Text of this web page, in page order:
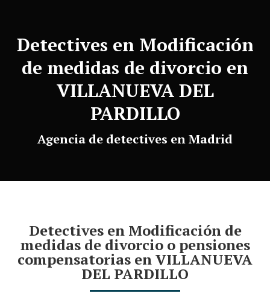
Detectives en Modificación
de medidas de divorcio en
VILLANUEVA DEL
PARDILLO
Agencia de detectives en Madrid
Detectives en Modificación de
medidas de divorcio o pensiones
compensatorias en VILLANUEVA
DEL PARDILLO